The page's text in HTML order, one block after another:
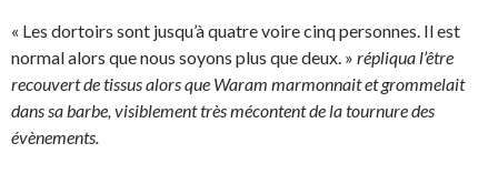
« Les dortoirs sont jusqu’à quatre voire cinq personnes. Il est
normal alors que nous soyons plus que deux. » répliqua l’être
recouvert de tissus alors que Waram marmonnait et grommelait
dans sa barbe, visiblement très mécontent de la tournure des
évènements.